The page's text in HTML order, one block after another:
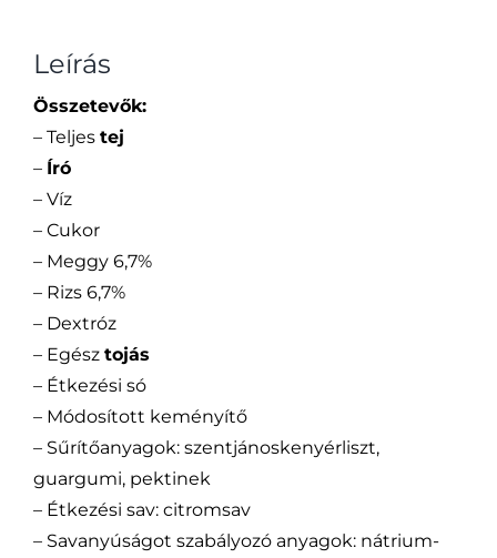
Leírás
Összetevők:
– Teljes tej
– Író
– Víz
– Cukor
– Meggy 6,7%
– Rizs 6,7%
– Dextróz
– Egész tojás
– Étkezési só
– Módosított keményítő
– Sűrítőanyagok: szentjánoskenyérliszt,
guargumi, pektinek
– Étkezési sav: citromsav
– Savanyúságot szabályozó anyagok: nátrium-